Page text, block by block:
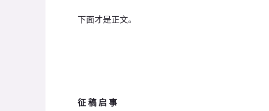
下面才是正文。
征 稿 启 事